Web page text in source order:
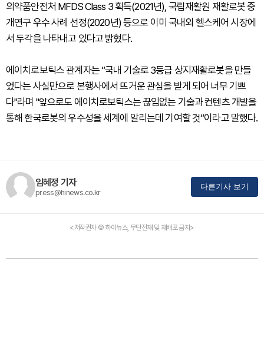
의약품안전처 MFDS Class 3 획득(2021년), 국립재활원 재활로봇 중
개연구 우수 사례 선정(2020년) 등으로 이미 국내외 헬스케어 시장에
서 두각을 나타내고 있다고 밝혔다.
에이치로보틱스 관계자는 “국내 기술로 3등급 상지재활로봇을 만들
었다는 사실만으로 본행사에서 뜨거운 관심을 받게 되어 너무 기쁘
다"라며 "앞으로도 에이치로보틱스는 끊임없는 기술과 컨텐츠 개발을
통해 한국로봇의 우수성을 세계에 알리는데 기여할 것“이라고 말했다.
임혜정 기자
press@hinews.co.kr
다른기사 보기
<저작권자 © 하이뉴스, 무단전재 및 재배포 금지>